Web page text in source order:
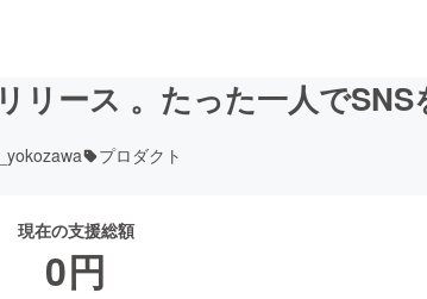
リース 。たった一人でSNS
プロダクト
現在の支援総額
0円